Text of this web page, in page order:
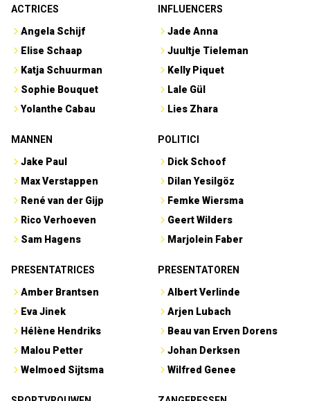
ACTRICES
Angela Schijf
Elise Schaap
Katja Schuurman
Sophie Bouquet
Yolanthe Cabau
INFLUENCERS
Jade Anna
Juultje Tieleman
Kelly Piquet
Lale Gül
Lies Zhara
MANNEN
Jake Paul
Max Verstappen
René van der Gijp
Rico Verhoeven
Sam Hagens
POLITICI
Dick Schoof
Dilan Yesilgöz
Femke Wiersma
Geert Wilders
Marjolein Faber
PRESENTATRICES
Amber Brantsen
Eva Jinek
Hélène Hendriks
Malou Petter
Welmoed Sijtsma
PRESENTATOREN
Albert Verlinde
Arjen Lubach
Beau van Erven Dorens
Johan Derksen
Wilfred Genee